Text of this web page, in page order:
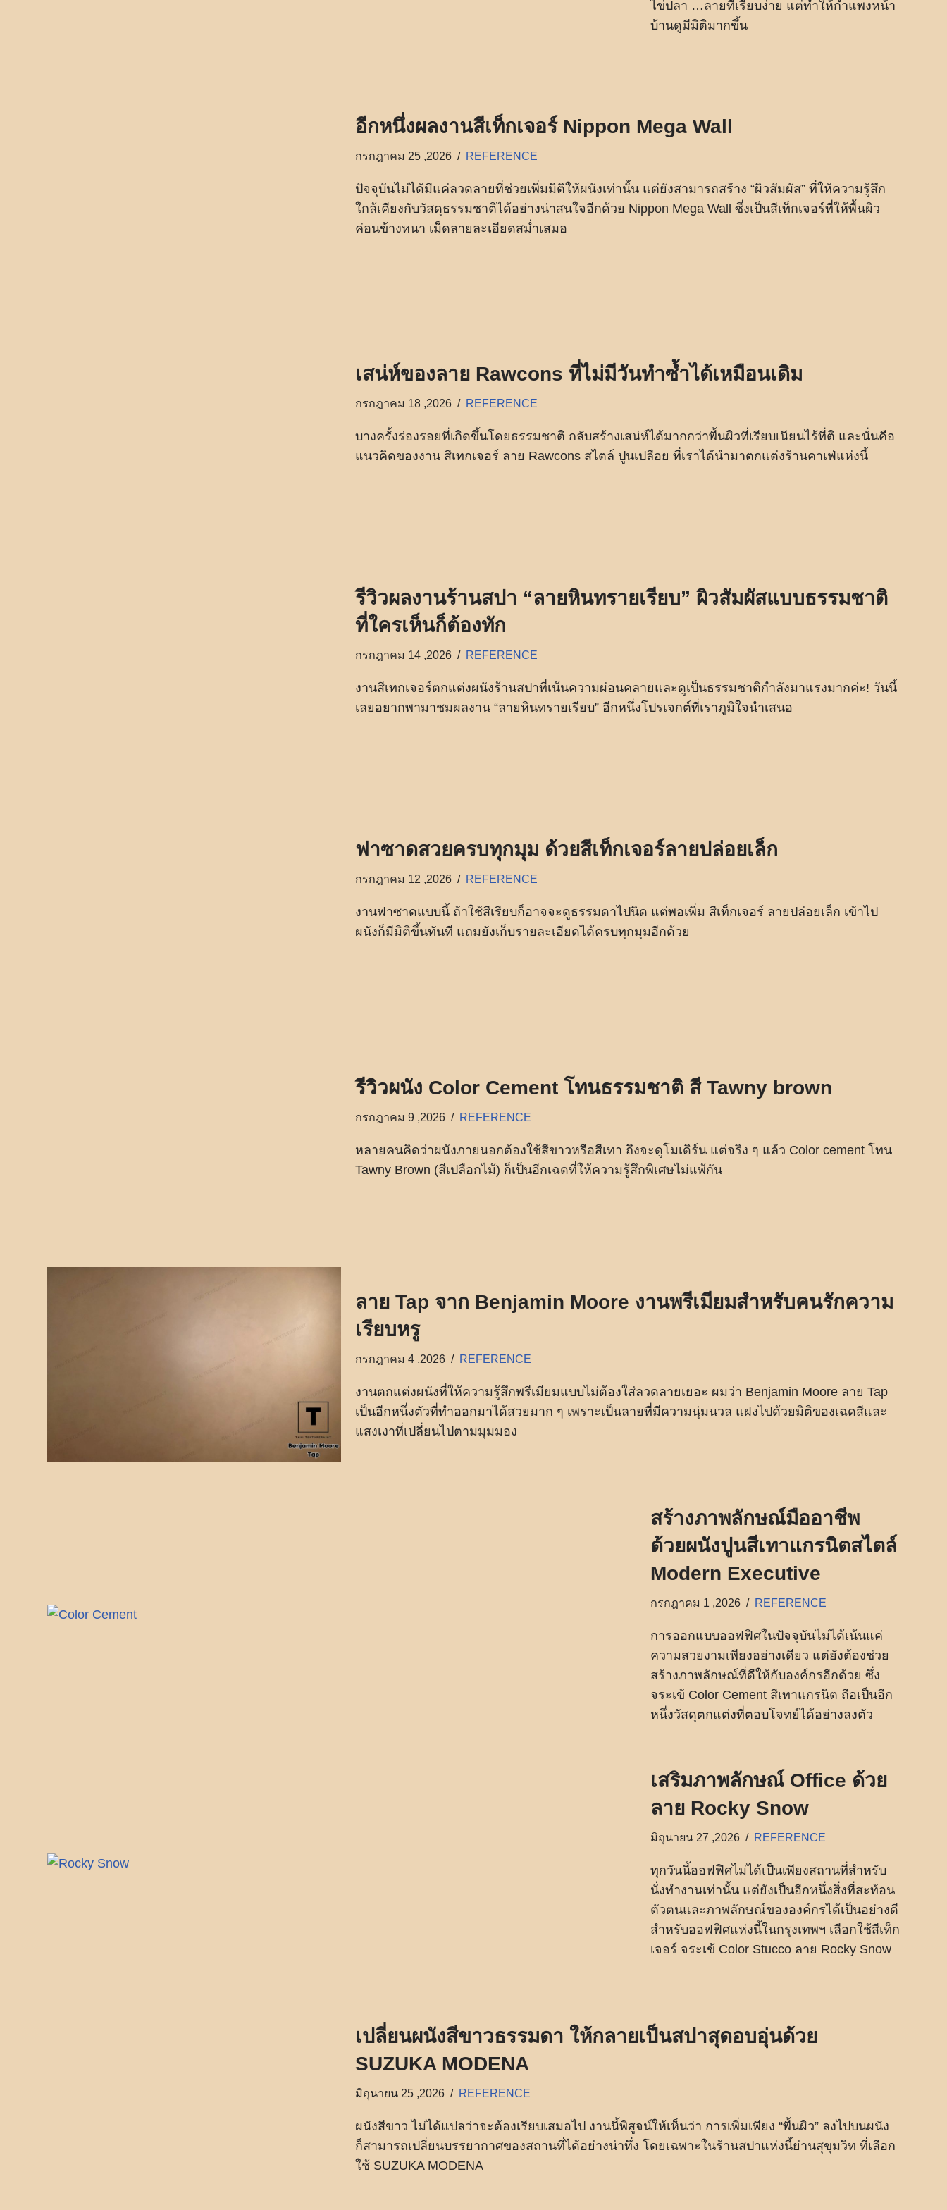
ไข่ปลา …ลายที่เรียบง่าย แต่ทำให้กำแพงหน้า
บ้านดูมีมิติมากขึ้น
อีกหนึ่งผลงานสีเท็กเจอร์ Nippon Mega Wall
กรกฎาคม 25 ,2026 REFERENCE
ปัจจุบันไม่ได้มีแค่ลวดลายที่ช่วยเพิ่มมิติให้ผนังเท่านั้น แต่ยังสามารถสร้าง “ผิวสัมผัส” ที่ให้ความรู้สึก
ใกล้เคียงกับวัสดุธรรมชาติได้อย่างน่าสนใจอีกด้วย Nippon Mega Wall ซึ่งเป็นสีเท็กเจอร์ที่ให้พื้นผิว
ค่อนข้างหนา เม็ดลายละเอียดสม่ำเสมอ
เสน่ห์ของลาย Rawcons ที่ไม่มีวันทำซ้ำได้เหมือนเดิม
กรกฎาคม 18 ,2026 REFERENCE
บางครั้งร่องรอยที่เกิดขึ้นโดยธรรมชาติ กลับสร้างเสน่ห์ได้มากกว่าพื้นผิวที่เรียบเนียนไร้ที่ติ และนั่นคือ
แนวคิดของงาน สีเทกเจอร์ ลาย Rawcons สไตล์ ปูนเปลือย ที่เราได้นำมาตกแต่งร้านคาเฟ่แห่งนี้
รีวิวผลงานร้านสปา “ลายหินทรายเรียบ” ผิวสัมผัสแบบธรรมชาติ
ที่ใครเห็นก็ต้องทัก
กรกฎาคม 14 ,2026 REFERENCE
งานสีเทกเจอร์ตกแต่งผนังร้านสปาที่เน้นความผ่อนคลายและดูเป็นธรรมชาติกำลังมาแรงมากค่ะ! วันนี้
เลยอยากพามาชมผลงาน “ลายหินทรายเรียบ” อีกหนึ่งโปรเจกต์ที่เราภูมิใจนำเสนอ
ฟาซาดสวยครบทุกมุม ด้วยสีเท็กเจอร์ลายปล่อยเล็ก
กรกฎาคม 12 ,2026 REFERENCE
งานฟาซาดแบบนี้ ถ้าใช้สีเรียบก็อาจจะดูธรรมดาไปนิด แต่พอเพิ่ม สีเท็กเจอร์ ลายปล่อยเล็ก เข้าไป
ผนังก็มีมิติขึ้นทันที แถมยังเก็บรายละเอียดได้ครบทุกมุมอีกด้วย
รีวิวผนัง Color Cement โทนธรรมชาติ สี Tawny brown
กรกฎาคม 9 ,2026 REFERENCE
หลายคนคิดว่าผนังภายนอกต้องใช้สีขาวหรือสีเทา ถึงจะดูโมเดิร์น แต่จริง ๆ แล้ว Color cement โทน
Tawny Brown (สีเปลือกไม้) ก็เป็นอีกเฉดที่ให้ความรู้สึกพิเศษไม่แพ้กัน
ลาย Tap จาก Benjamin Moore งานพรีเมียมสำหรับคนรักความ
เรียบหรู
กรกฎาคม 4 ,2026 REFERENCE
งานตกแต่งผนังที่ให้ความรู้สึกพรีเมียมแบบไม่ต้องใส่ลวดลายเยอะ ผมว่า Benjamin Moore ลาย Tap
เป็นอีกหนึ่งตัวที่ทำออกมาได้สวยมาก ๆ เพราะเป็นลายที่มีความนุ่มนวล แฝงไปด้วยมิติของเฉดสีและ
แสงเงาที่เปลี่ยนไปตามมุมมอง
สร้างภาพลักษณ์มืออาชีพ
ด้วยผนังปูนสีเทาแกรนิตสไตล์
Modern Executive
กรกฎาคม 1 ,2026 REFERENCE
การออกแบบออฟฟิศในปัจจุบันไม่ได้เน้นแค่
ความสวยงามเพียงอย่างเดียว แต่ยังต้องช่วย
สร้างภาพลักษณ์ที่ดีให้กับองค์กรอีกด้วย ซึ่ง
จระเข้ Color Cement สีเทาแกรนิต ถือเป็นอีก
หนึ่งวัสดุตกแต่งที่ตอบโจทย์ได้อย่างลงตัว
เสริมภาพลักษณ์ Office ด้วย
ลาย Rocky Snow
มิถุนายน 27 ,2026 REFERENCE
ทุกวันนี้ออฟฟิศไม่ได้เป็นเพียงสถานที่สำหรับ
นั่งทำงานเท่านั้น แต่ยังเป็นอีกหนึ่งสิ่งที่สะท้อน
ตัวตนและภาพลักษณ์ขององค์กรได้เป็นอย่างดี
สำหรับออฟฟิศแห่งนี้ในกรุงเทพฯ เลือกใช้สีเท็ก
เจอร์ จระเข้ Color Stucco ลาย Rocky Snow
เปลี่ยนผนังสีขาวธรรมดา ให้กลายเป็นสปาสุดอบอุ่นด้วย
SUZUKA MODENA
มิถุนายน 25 ,2026 REFERENCE
ผนังสีขาว ไม่ได้แปลว่าจะต้องเรียบเสมอไป งานนี้พิสูจน์ให้เห็นว่า การเพิ่มเพียง “พื้นผิว” ลงไปบนผนัง
ก็สามารถเปลี่ยนบรรยากาศของสถานที่ได้อย่างน่าทึ่ง โดยเฉพาะในร้านสปาแห่งนี้ย่านสุขุมวิท ที่เลือก
ใช้ SUZUKA MODENA